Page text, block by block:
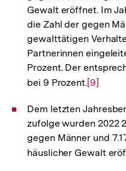
Gewalt eröffnet. Im
die Zahl der gegen
gewalttätigen
Partnerinnen
Prozent. Der
bei 9 Prozent.Zur
der
Fußnote
[9]
Dem letzten
zufolge wurden 2022
gegen Männer und
häuslicher Gewalt